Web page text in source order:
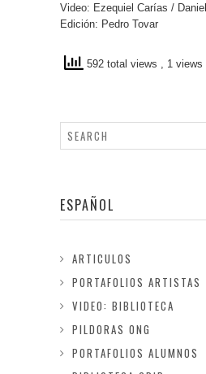
Video: Ezequiel Carías /
Edición: Pedro Tovar
592 total views , 1 views
ESPAÑOL
ARTICULOS
PORTAFOLIOS ARTISTAS
VIDEO: BIBLIOTECA
PILDORAS ONG
PORTAFOLIOS ALUMNOS